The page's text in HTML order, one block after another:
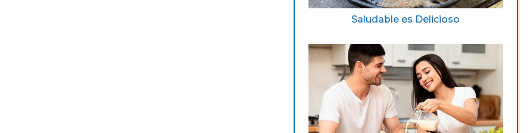
Saludable es Delicioso